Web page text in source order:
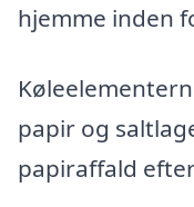
hjemme inden
papir og
papiraffald